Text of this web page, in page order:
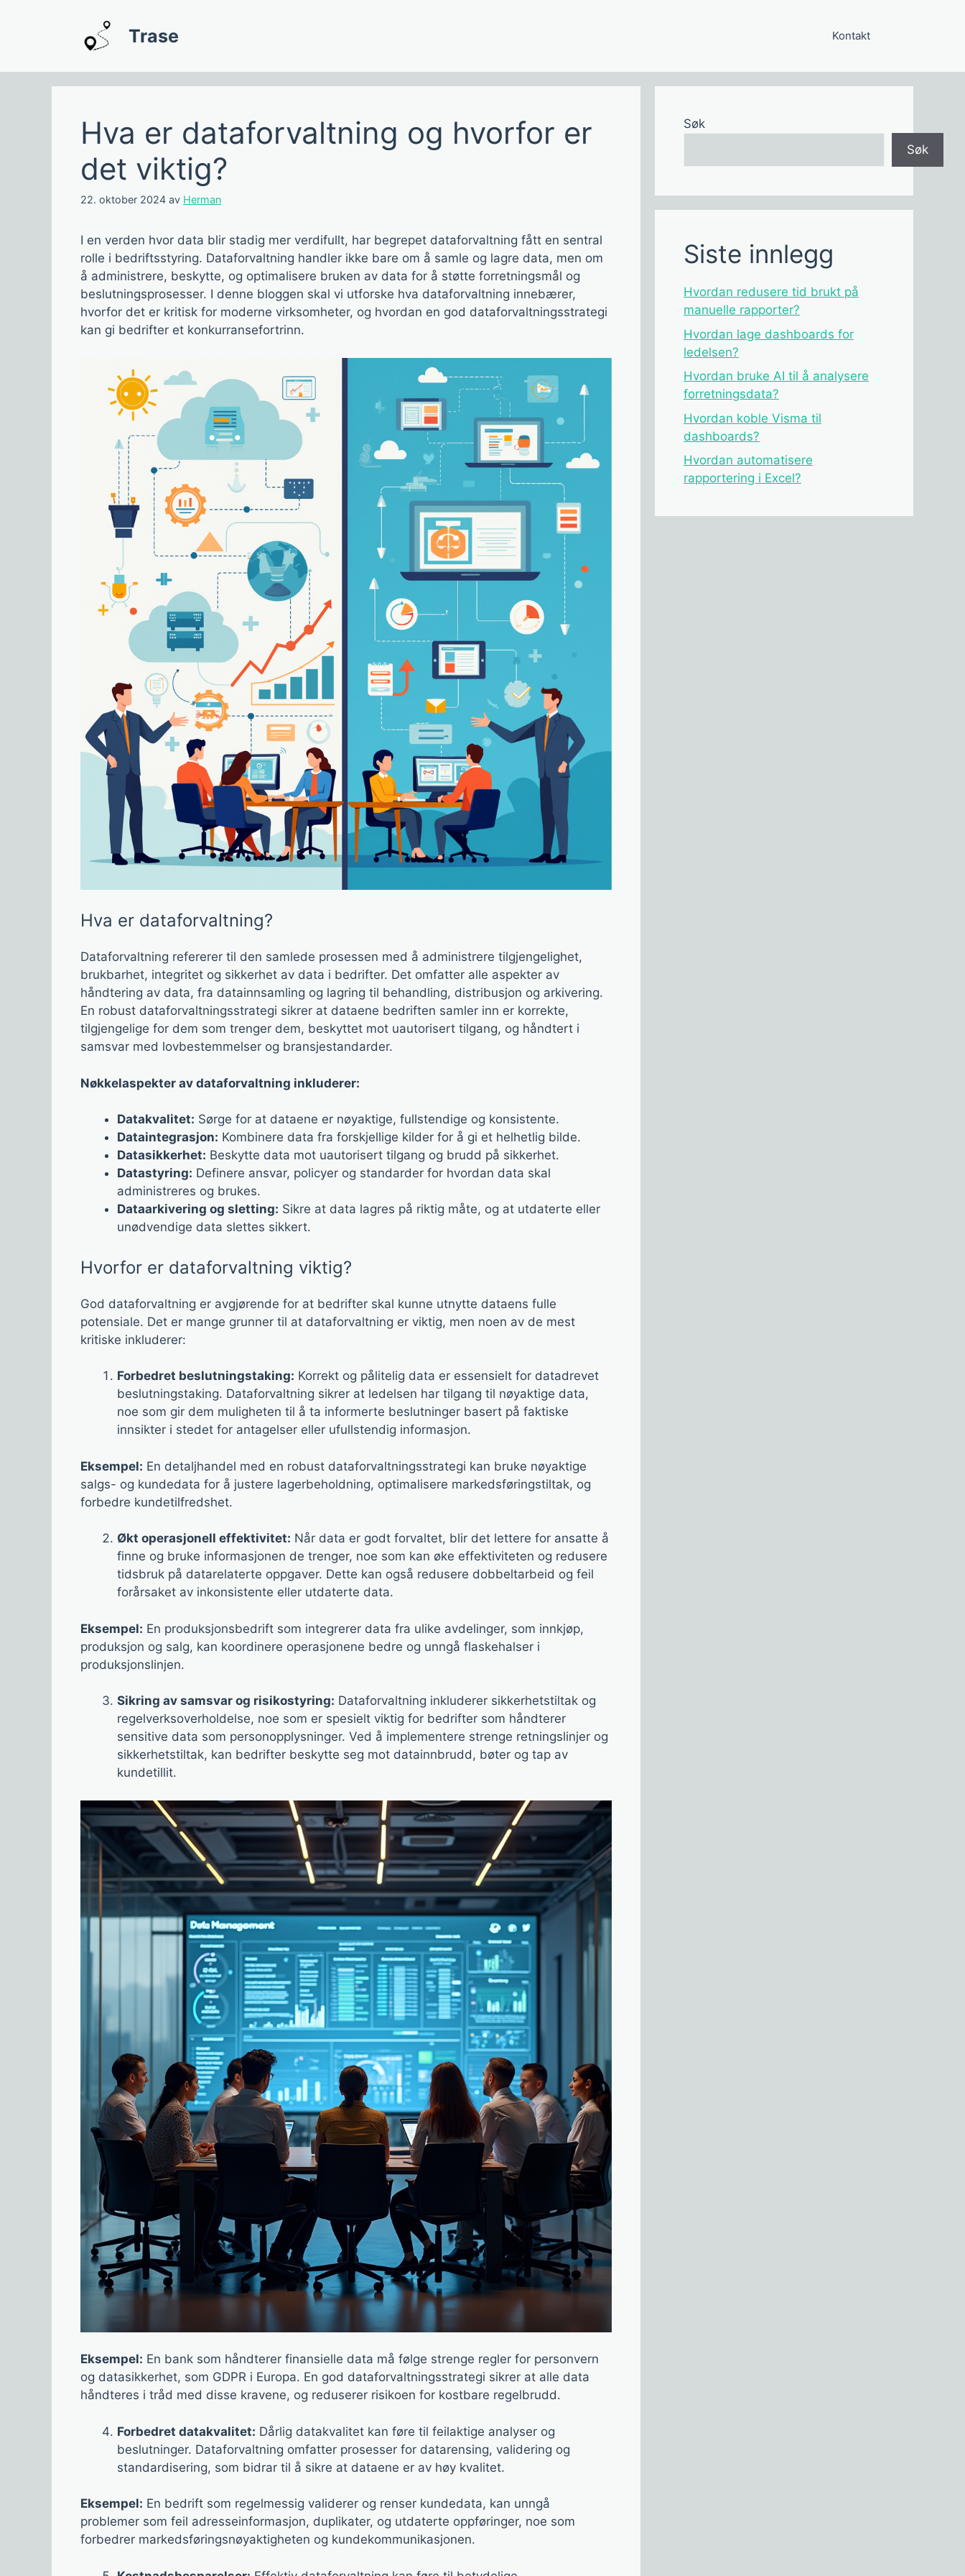
Trase Kontakt
Hva er dataforvaltning og hvorfor er
det viktig?
22. oktober 2024 av Herman
I en verden hvor data blir stadig mer verdifullt, har begrepet dataforvaltning fått en sentral
rolle i bedriftsstyring. Dataforvaltning handler ikke bare om å samle og lagre data, men om
å administrere, beskytte, og optimalisere bruken av data for å støtte forretningsmål og
beslutningsprosesser. I denne bloggen skal vi utforske hva dataforvaltning innebærer,
hvorfor det er kritisk for moderne virksomheter, og hvordan en god dataforvaltningsstrategi
kan gi bedrifter et konkurransefortrinn.
Hva er dataforvaltning?
Dataforvaltning refererer til den samlede prosessen med å administrere tilgjengelighet,
brukbarhet, integritet og sikkerhet av data i bedrifter. Det omfatter alle aspekter av
håndtering av data, fra datainnsamling og lagring til behandling, distribusjon og arkivering.
En robust dataforvaltningsstrategi sikrer at dataene bedriften samler inn er korrekte,
tilgjengelige for dem som trenger dem, beskyttet mot uautorisert tilgang, og håndtert i
samsvar med lovbestemmelser og bransjestandarder.
Nøkkelaspekter av dataforvaltning inkluderer:
Datakvalitet: Sørge for at dataene er nøyaktige, fullstendige og konsistente.
Dataintegrasjon: Kombinere data fra forskjellige kilder for å gi et helhetlig bilde.
Datasikkerhet: Beskytte data mot uautorisert tilgang og brudd på sikkerhet.
Datastyring: Definere ansvar, policyer og standarder for hvordan data skal
administreres og brukes.
Dataarkivering og sletting: Sikre at data lagres på riktig måte, og at utdaterte eller
unødvendige data slettes sikkert.
Hvorfor er dataforvaltning viktig?
God dataforvaltning er avgjørende for at bedrifter skal kunne utnytte dataens fulle
potensiale. Det er mange grunner til at dataforvaltning er viktig, men noen av de mest
kritiske inkluderer:
Forbedret beslutningstaking: Korrekt og pålitelig data er essensielt for datadrevet
beslutningstaking. Dataforvaltning sikrer at ledelsen har tilgang til nøyaktige data,
noe som gir dem muligheten til å ta informerte beslutninger basert på faktiske
innsikter i stedet for antagelser eller ufullstendig informasjon.
Eksempel: En detaljhandel med en robust dataforvaltningsstrategi kan bruke nøyaktige
salgs- og kundedata for å justere lagerbeholdning, optimalisere markedsføringstiltak, og
forbedre kundetilfredshet.
Økt operasjonell effektivitet: Når data er godt forvaltet, blir det lettere for ansatte å
finne og bruke informasjonen de trenger, noe som kan øke effektiviteten og redusere
tidsbruk på datarelaterte oppgaver. Dette kan også redusere dobbeltarbeid og feil
forårsaket av inkonsistente eller utdaterte data.
Eksempel: En produksjonsbedrift som integrerer data fra ulike avdelinger, som innkjøp,
produksjon og salg, kan koordinere operasjonene bedre og unngå flaskehalser i
produksjonslinjen.
Sikring av samsvar og risikostyring: Dataforvaltning inkluderer sikkerhetstiltak og
regelverksoverholdelse, noe som er spesielt viktig for bedrifter som håndterer
sensitive data som personopplysninger. Ved å implementere strenge retningslinjer og
sikkerhetstiltak, kan bedrifter beskytte seg mot datainnbrudd, bøter og tap av
kundetillit.
Eksempel: En bank som håndterer finansielle data må følge strenge regler for personvern
og datasikkerhet, som GDPR i Europa. En god dataforvaltningsstrategi sikrer at alle data
håndteres i tråd med disse kravene, og reduserer risikoen for kostbare regelbrudd.
Forbedret datakvalitet: Dårlig datakvalitet kan føre til feilaktige analyser og
beslutninger. Dataforvaltning omfatter prosesser for datarensing, validering og
standardisering, som bidrar til å sikre at dataene er av høy kvalitet.
Eksempel: En bedrift som regelmessig validerer og renser kundedata, kan unngå
problemer som feil adresseinformasjon, duplikater, og utdaterte oppføringer, noe som
forbedrer markedsføringsnøyaktigheten og kundekommunikasjonen.
Søk
Søk
Siste innlegg
Hvordan redusere tid brukt på
manuelle rapporter?
Hvordan lage dashboards for
ledelsen?
Hvordan bruke AI til å analysere
forretningsdata?
Hvordan koble Visma til
dashboards?
Hvordan automatisere
rapportering i Excel?